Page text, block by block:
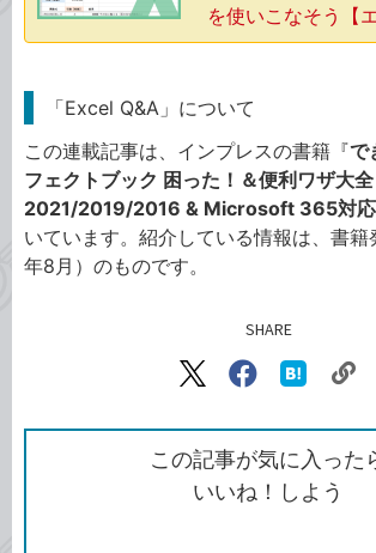
を使いこなそう【
「Excel Q&A」について
この連載記事は、インプレスの書籍『で
フェクトブック 困った！＆便利ワザ大
2021/2019/2016 & Microsoft 365対応
いています。紹介している情報は、書
年8月）のものです。
SHARE
X（旧
で
シ
ェ
ア
Facebook
シ
ェ
ア
な
ッ
ク
ク
を
コ
この記事が気に入った
いいね！しよう